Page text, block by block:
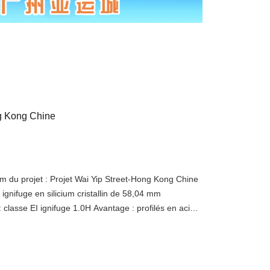
Kong Chine
du projet : Projet Wai Yip Street-Hong Kong Chine
en silicium cristallin de 58,04 mm
EI ignifuge 1.0H Avantage : profilés en acier
; équipé d'un verre creux monobloc de